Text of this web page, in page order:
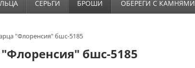
СЕРЬГИ БРОШИ ОБЕРЕГИ С КАМНЯМИ
"Флоренсия" бшс-5185
бшс-5185